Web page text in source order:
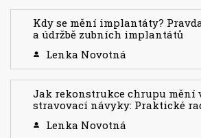
Kdy se mění implantáty?
a údržbě zubních implantátů
Lenka Novotná
Jak rekonstrukce chrupu mění
stravovací návyky: Praktické
Lenka Novotná